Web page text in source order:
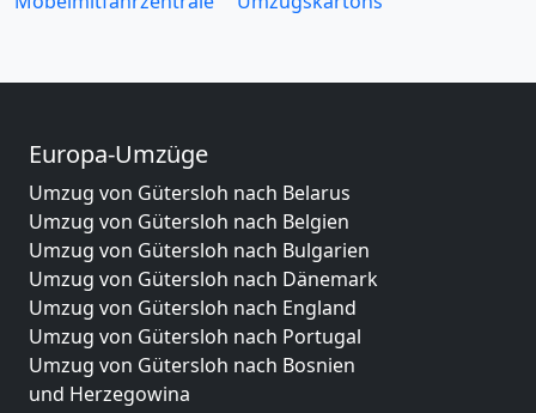
Europa-Umzüge
Umzug von Gütersloh nach Belarus
Umzug von Gütersloh nach Belgien
Umzug von Gütersloh nach Bulgarien
Umzug von Gütersloh nach Dänemark
Umzug von Gütersloh nach England
Umzug von Gütersloh nach Portugal
Umzug von Gütersloh nach Bosnien
und Herzegowina